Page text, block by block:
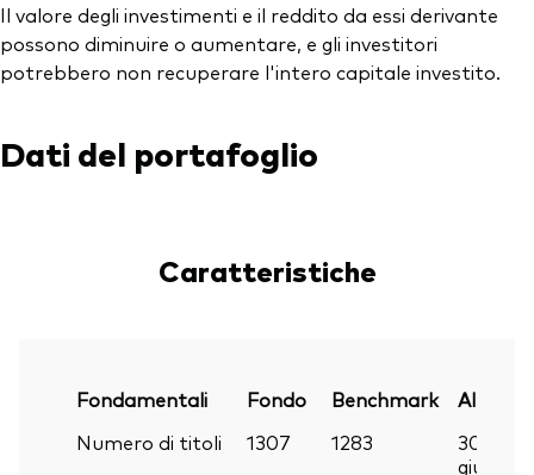
Il valore degli investimenti e il reddito da essi derivante
possono diminuire o aumentare, e gli investitori
potrebbero non recuperare l'intero capitale investito.
Dati del portafoglio
Caratteristiche
Fondamentali Fondo Benchmark
Al
Numero di titoli
1307 1283
30
giu